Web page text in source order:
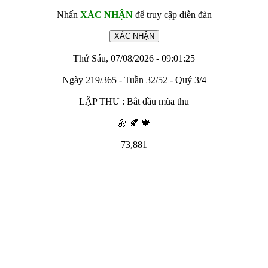
Nhấn XÁC NHẬNđể truy cập diễn đàn
Thứ Sáu, 07/08/2026 - 09:01:25
Ngày 219/365 - Tuần 32/52 - Quý 3/4
LẬP THU : Bắt đầu mùa thu
🌼 🍂 🍁
73,881